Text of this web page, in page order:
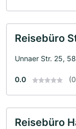
Reisebüro
Unnaer Str. 25,
0.0
Reisebüro